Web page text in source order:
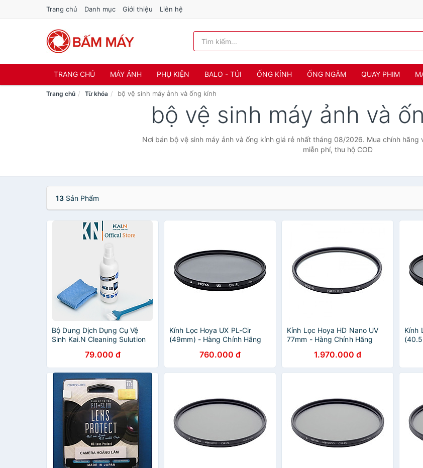
Trang chủ Danh mục Giới thiệu Liên hệ
TRANG CHỦ MÁY ẢNH PHỤ KIỆN BALO - TÚI ỐNG KÍNH ỐNG NGẮM QUAY PHIM
Trang chủ Từ khóa bộ vệ sinh máy ảnh và ống kính
bộ vệ sinh máy ảnh và
Nơi bán bộ vệ sinh máy ảnh và ống kính giá rẻ nhất tháng 08/2026. Mua chính hãng
miễn phí, thu hộ COD
13 Sản Phẩm
Bộ Dung Dịch Dụng Cụ Vệ
Sinh Kai.N Cleaning Sulution
Laptop, Ống Kính Máy Ảnh,
Thiết Bị Khác - HÀNG CHÍNH
HÃNG
79.000 đ
Kính Lọc Hoya UX PL-Cir
(49mm) - Hàng Chính Hãng
760.000 đ
Kính Lọc Hoya HD Nano UV
77mm - Hàng Chính Hãng
1.970.000 đ
Kính